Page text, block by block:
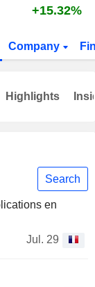
+15.32%
Company
Search
en
Jul. 29
Highlights